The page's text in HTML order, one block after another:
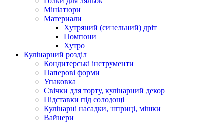
Мініатюри
Материали
Хутряний (синельний) дріт
Помпони
Хутро
Кулінарний розділ
Кондитерські інструменти
Паперові форми
Упаковка
Свічки для торту, кулінарний декор
Підставки під солодощі
Кулінарні насадки, шприці, мішки
Вайнери